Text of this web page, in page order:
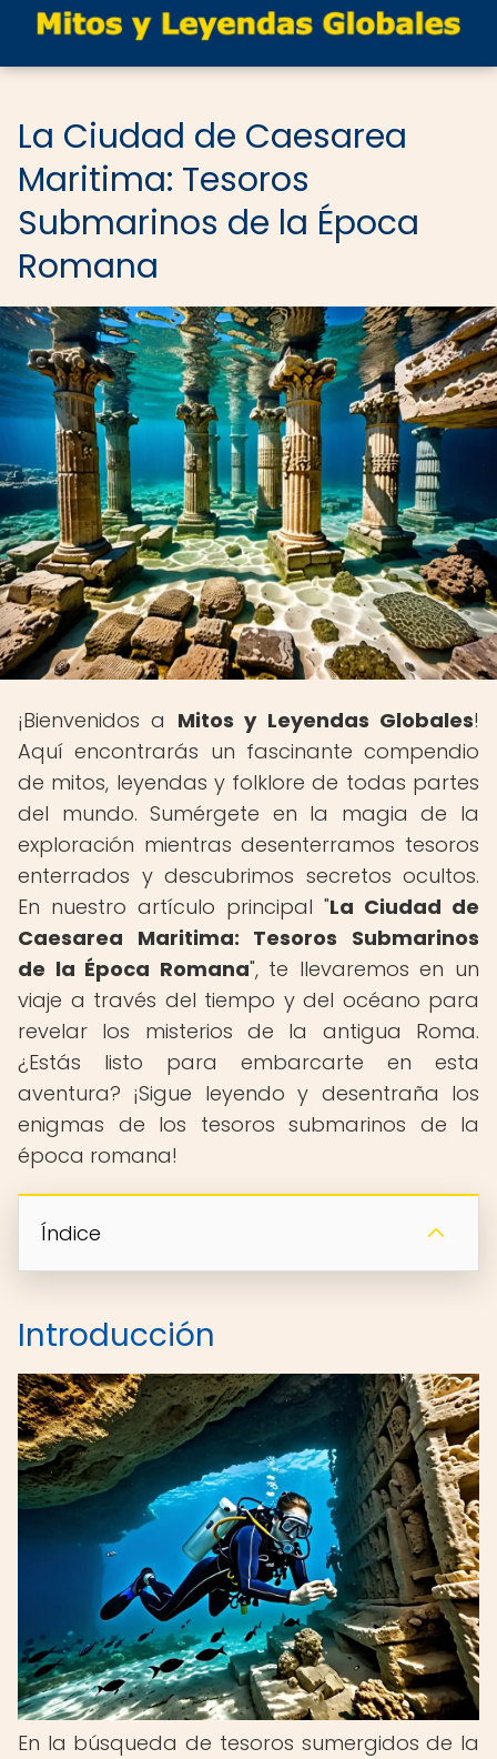
La Ciudad de Caesarea
Maritima: Tesoros
Submarinos de la Época
Romana
¡Bienvenidos a Mitos y Leyendas Globales!
Aquí encontrarás un fascinante compendio
de mitos, leyendas y folklore de todas partes
del mundo. Sumérgete en la magia de la
exploración mientras desenterramos tesoros
enterrados y descubrimos secretos ocultos.
En nuestro artículo principal "La Ciudad de
Caesarea Maritima: Tesoros Submarinos
de la Época Romana", te llevaremos en un
viaje a través del tiempo y del océano para
revelar los misterios de la antigua Roma.
¿Estás listo para embarcarte en esta
aventura? ¡Sigue leyendo y desentraña los
enigmas de los tesoros submarinos de la
época romana!
Índice
Introducción
En la búsqueda de tesoros sumergidos de la